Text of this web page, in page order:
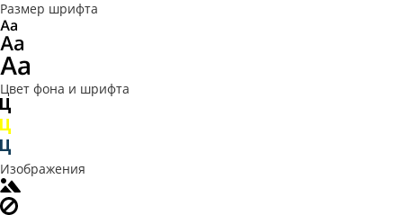
Размер шрифта
Цвет фона и шрифта
Изображения